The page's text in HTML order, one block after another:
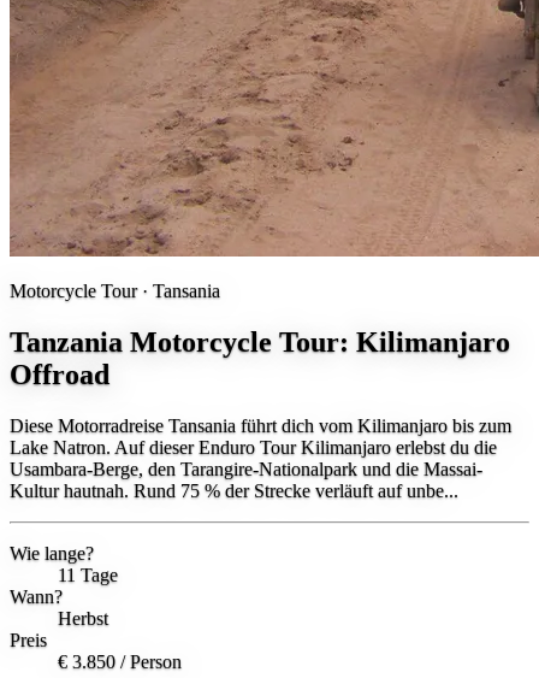
Motorcycle Tour · Tansania
Tanzania Motorcycle Tour: Kilimanjaro
Offroad
Diese Motorradreise Tansania führt dich vom Kilimanjaro bis zum
Lake Natron. Auf dieser Enduro Tour Kilimanjaro erlebst du die
Usambara-Berge, den Tarangire-Nationalpark und die Massai-
Kultur hautnah. Rund 75 % der Strecke verläuft auf unbe...
Wie lange?
11 Tage
Wann?
Herbst
Preis
€ 3.850 / Person